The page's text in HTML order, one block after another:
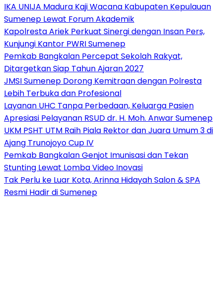
IKA UNIJA Madura Kaji Wacana Kabupaten Kepulauan
Sumenep Lewat Forum Akademik
Kapolresta Ariek Perkuat Sinergi dengan Insan Pers,
Kunjungi Kantor PWRI Sumenep
Pemkab Bangkalan Percepat Sekolah Rakyat,
Ditargetkan Siap Tahun Ajaran 2027
JMSI Sumenep Dorong Kemitraan dengan Polresta
Lebih Terbuka dan Profesional
Layanan UHC Tanpa Perbedaan, Keluarga Pasien
Apresiasi Pelayanan RSUD dr. H. Moh. Anwar Sumenep
UKM PSHT UTM Raih Piala Rektor dan Juara Umum 3 di
Ajang Trunojoyo Cup IV
Pemkab Bangkalan Genjot Imunisasi dan Tekan
Stunting Lewat Lomba Video Inovasi
Tak Perlu ke Luar Kota, Arinna Hidayah Salon & SPA
Resmi Hadir di Sumenep